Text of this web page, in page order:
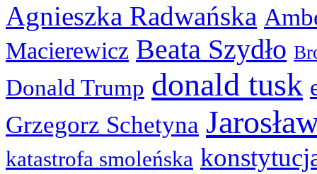
Agnieszka Radwańska
Macierewicz Beata Szydło
Donald Trump donald tusk
Grzegorz Schetyna
katastrofa smoleńska